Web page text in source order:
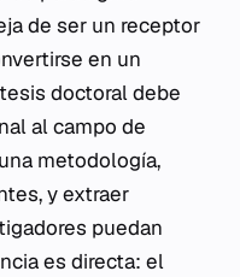
de ser un receptor
en un
doctoral debe
al campo de
metodología,
y extraer
puedan
es directa: el